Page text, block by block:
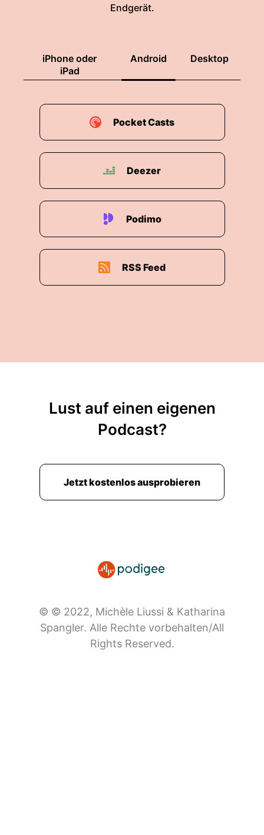
Endgerät.
iPhone oder
iPad
Android Desktop
Pocket Casts
Deezer
Podimo
RSS Feed
Lust auf einen eigenen
Podcast?
Jetzt kostenlos ausprobieren
© © 2022, Michèle Liussi & Katharina
Spangler. Alle Rechte vorbehalten/All
Rights Reserved.